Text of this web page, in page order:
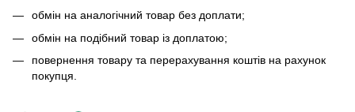
обмін на аналогічний товар без доплати;
обмін на подібний товар із доплатою;
повернення товару та перерахування коштів на рахунок
покупця.